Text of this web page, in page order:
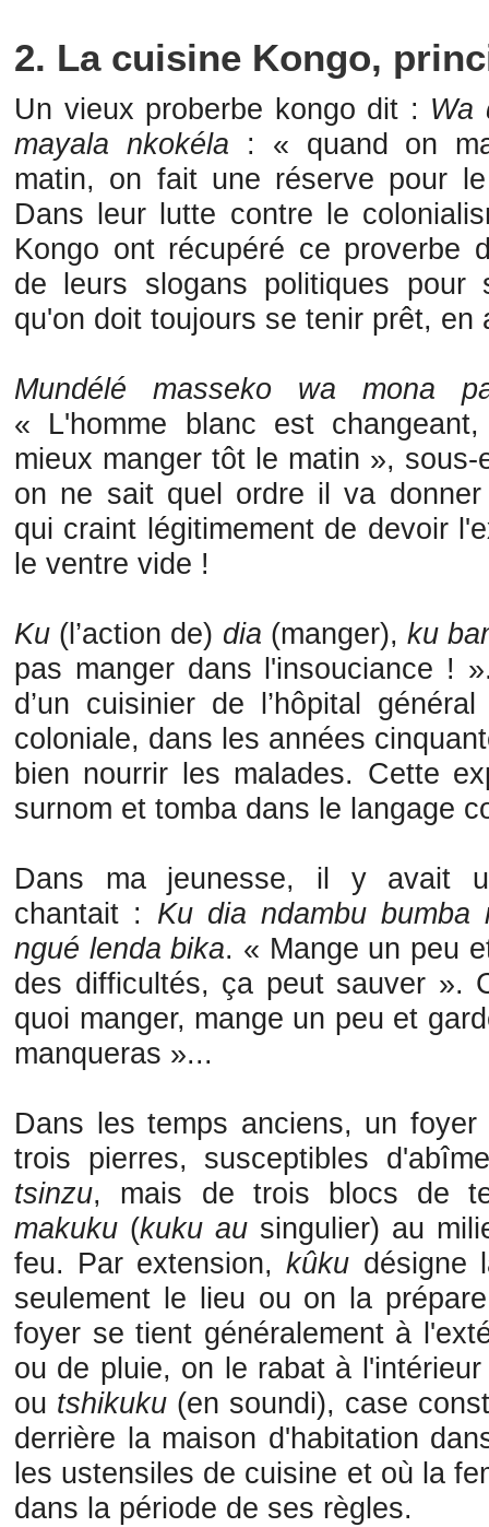
2. La cuisine Kongo,
Un vieux proberbe kongo dit : Wa
mayala nkokéla : « quand on
matin, on fait une réserve pour
Dans leur lutte contre le
Kongo ont récupéré ce proverbe
de leurs slogans politiques pour
qu'on doit toujours se tenir prêt, en
Mundélé masseko wa mona
« L'homme blanc est
mieux manger tôt le matin », sous-
on ne sait quel ordre il va
qui craint légitimement de devoir
le ventre vide !
Ku (l’action de) dia (manger), ku
pas manger dans l'insouciance !
d’un cuisinier de l’hôpital
coloniale, dans les années
bien nourrir les malades. Cette
surnom et tomba dans le langage
Dans ma jeunesse, il y avait
chantait : Ku dia ndambu bumba
ngué lenda bika. « Mange un peu
des difficultés, ça peut sauver
quoi manger, mange un peu et
manqueras »...
Dans les temps anciens, un
trois pierres, susceptibles
tsinzu, mais de trois blocs de
makuku (kuku au singulier) au
feu. Par extension,kûku désigne
seulement le lieu ou on la
foyer se tient généralement à
ou de pluie, on le rabat à
ou tshikuku (en soundi), case
derrière la maison d'habitation
les ustensiles de cuisine et où la
dans la période de ses règles.